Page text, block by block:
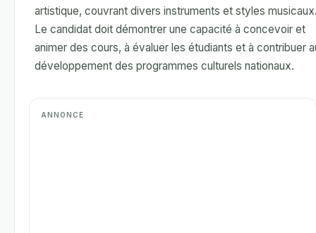
artistique, couvrant divers instruments et styles
Le candidat doit démontrer une capacité à concevoir et
animer des cours, à évaluer les étudiants et à contribuer
développement des programmes culturels nationaux.